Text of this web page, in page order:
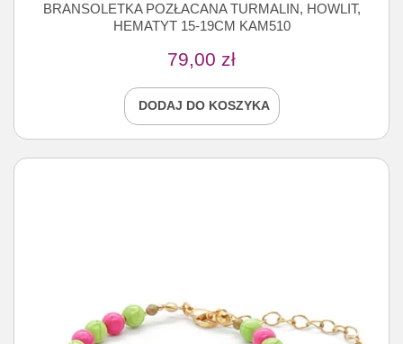
BRANSOLETKA POZŁACANA TURMALIN, HOWLIT,
HEMATYT 15-19CM KAM510
79,00 zł
DODAJ DO KOSZYKA